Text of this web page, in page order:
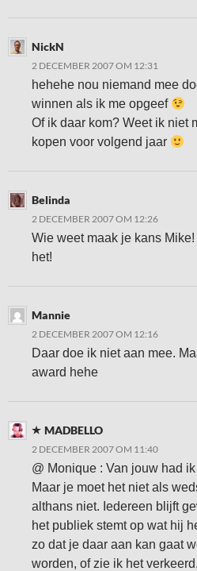
NickN
2 DECEMBER 2007 OM 12:31
hehehe nou niemand mee
winnen als ik me opgeef
Of ik daar kom? Weet ik niet
kopen voor volgend jaar
Belinda
2 DECEMBER 2007 OM 12:26
Wie weet maak je kans
het!
Mannie
2 DECEMBER 2007 OM 12:16
Daar doe ik niet aan mee.
award hehe
MADBELLO
2 DECEMBER 2007 OM 11:40
@ Monique : Van jouw had
Maar je moet het niet als
althans niet. Iedereen blijft
het publiek stemt op wat hij
zo dat je daar aan kan gaat
worden, of zie ik het